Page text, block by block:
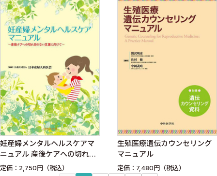
妊産婦メンタルヘルスケアマ
ニュアル ――産後ケアへの切れ目
のない支援に向けて
定価：2,750円（税込）
生殖医療遺伝カウンセリング
マニュアル
定価：7,480円（税込）